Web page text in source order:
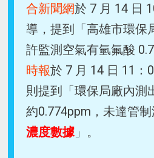
合新聞網於 7 月 14 日
導，提到「高雄市環保
許監測空氣有氫氟酸
時報於 7 月 14 日 11：
則提到「環保局廠內測
約0.774ppm，未達管制
濃度數據 」。